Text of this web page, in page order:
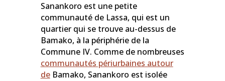
Sanankoro est une petite
communauté de Lassa, qui est un
quartier qui se trouve au-dessus de
Bamako, à la périphérie de la
Commune IV. Comme de nombreuses
communautés périurbaines autour
deBamako, Sanankoro est isolée